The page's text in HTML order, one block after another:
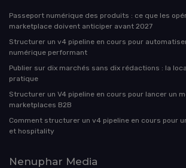
Passeport numérique des produits : ce que les
marketplace doivent anticiper avant 2027
Structurer un v4 pipeline en cours pour
numérique performant
Publier sur dix marchés sans dix rédactions : la
pratique
Structurer un V4 pipeline en cours pour lancer un
marketplaces B2B
Comment structurer un v4 pipeline en cours pour
et hospitality
Nenuphar Media